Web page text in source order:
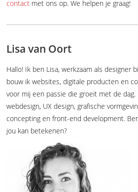
contact met ons op. We helpen je graag!
Lisa van Oort
Hallo! Ik ben Lisa, werkzaam als designer
bouw ik websites, digitale producten en
voor mij een passie die groeit met de
webdesign, UX design, grafische
concepting en front-end development.
jou kan betekenen?